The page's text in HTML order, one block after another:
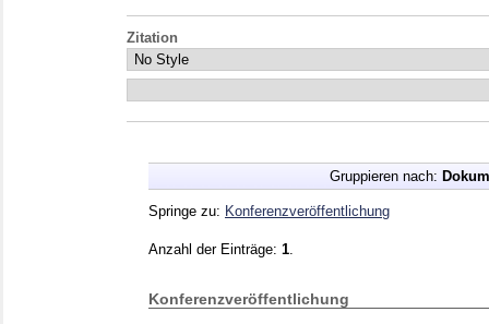
Zitation
Gruppieren nach:
Springe zu: Konferenzveröffentlichung
Anzahl der Einträge: 1
Konferenzveröffentlichung